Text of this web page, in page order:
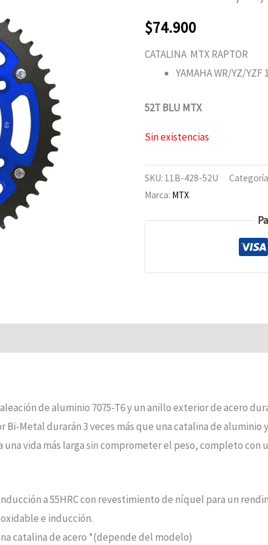
$74.900
CATALINA MTX RAPTOR
YAMAHA WR/YZ/YZF
52T BLU MTX
Sin existencias
SKU: 11B-428-52U
Marca: MTX
de aluminio 7075-T6 y un anillo exterior de acero
Metal durarán 3 veces más que una catalina de aluminio
vida más larga sin comprometer el peso, completo con
a 55HRC con revestimiento de níquel para un
e inducción.
catalina de acero *(depende del modelo)